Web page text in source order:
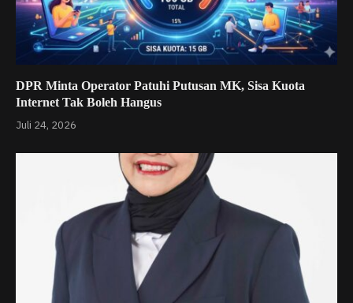
DPR Minta Operator Patuhi Putusan MK, Sisa Kuota
Internet Tak Boleh Hangus
Juli 24, 2026